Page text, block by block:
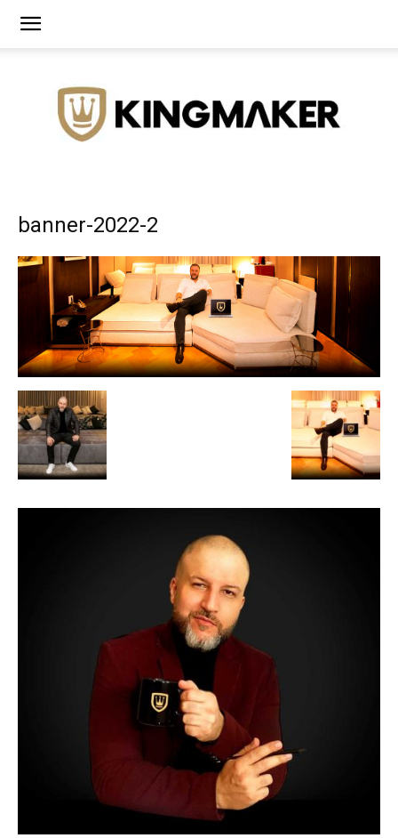
de
Branding
Alto
Padrão,
Premium
e
banner-2022-2